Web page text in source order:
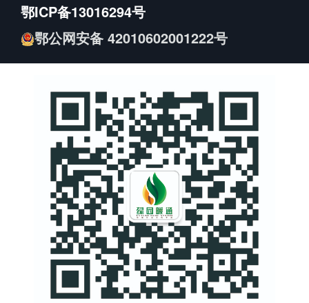
鄂ICP备13016294号
鄂公网安备 42010602001222号